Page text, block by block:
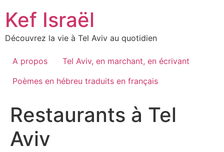
content
Kef Israël
Découvrez la vie à Tel Aviv au quotidien
A propos
Tel Aviv, en marchant, en écrivant
Poèmes en hébreu traduits en français
Restaurants à Tel
Aviv